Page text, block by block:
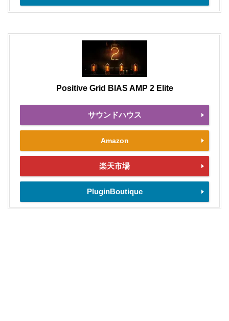
Positive Grid BIAS AMP 2 Elite
サウンドハウス
Amazon
楽天市場
PluginBoutique